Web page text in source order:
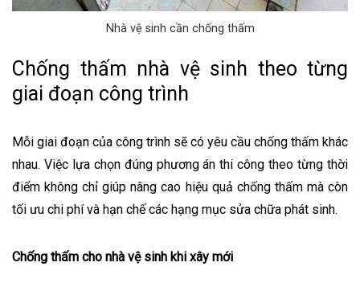
Nhà vệ sinh cần chống thấm
Chống thấm nhà vệ sinh theo từng
giai đoạn công trình
Mỗi giai đoạn của công trình sẽ có yêu cầu chống thấm khác
nhau. Việc lựa chọn đúng phương án thi công theo từng thời
điểm không chỉ giúp nâng cao hiệu quả chống thấm mà còn
tối ưu chi phí và hạn chế các hạng mục sửa chữa phát sinh.
Chống thấm cho nhà vệ sinh khi xây mới